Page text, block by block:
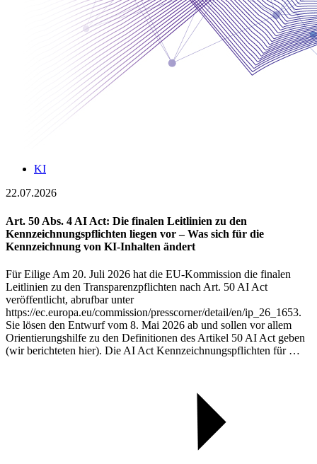
KI
22.07.2026
Art. 50 Abs. 4 AI Act: Die finalen Leitlinien zu den
Kennzeichnungspflichten liegen vor – Was sich für die
Kennzeichnung von KI-Inhalten ändert
Für Eilige Am 20. Juli 2026 hat die EU-Kommission die finalen
Leitlinien zu den Transparenzpflichten nach Art. 50 AI Act
veröffentlicht, abrufbar unter
https://ec.europa.eu/commission/presscorner/detail/en/ip_26_1653.
Sie lösen den Entwurf vom 8. Mai 2026 ab und sollen vor allem
Orientierungshilfe zu den Definitionen des Artikel 50 AI Act geben
(wir berichteten hier). Die AI Act Kennzeichnungspflichten für …